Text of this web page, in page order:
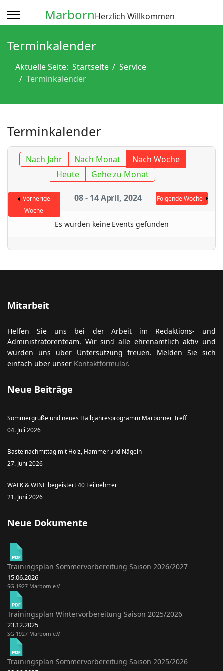
MarbornHerzlich Willkommen
Terminkalender
Aktuelle Seite: Startseite
Service
Terminkalender
Terminkalender
Nach Jahr Nach Monat
Nach Woche
Heute
Gehe zu Monat
Vorherige
Woche
08 - 14 April, 2024 Folgende Woche
Es wurden keine Events gefunden
Mitarbeit
Helfen Sie uns bei der Arbeit im Redaktions- und
Administratorenteam. Wir sind alle ehrenamtlich aktiv und
würden uns über Untersützung freuen. Melden Sie sich
einfach über unser Kontaktformular.
Neue Beiträge
Sommergrüße und neues Halbjahresprogramm Marborner Treff
04. Juli 2026
Bastelnachmittag mit Holz, Hammer und Nägeln
27. Juni 2026
WALK & WINE begeistert 40 Teilnehmer
21. Juni 2026
Neue Dokumente
Trainingsplan Sommervorbereitung Saison 2026/2027
15.06.2026
SG 1927 Marborn e.V.
Trainingsplan Wintervorbereitung Saison 2025/2026
23.12.2025
SG 1927 Marborn e.V.
Trainingsplan Sommervorbereitung Saison 2025/2026
anzeigen